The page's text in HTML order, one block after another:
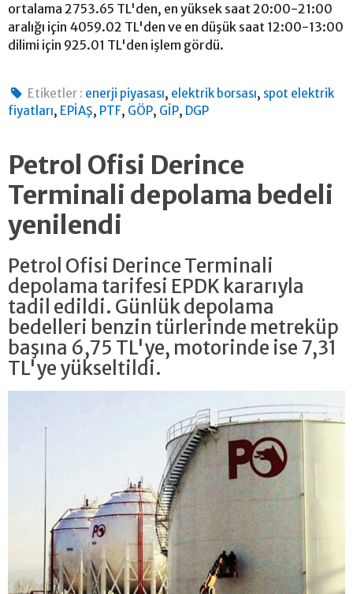
ortalama 2753.65 TL'den, en yüksek saat 20:00-21:00
aralığı için 4059.02 TL'den ve en düşük saat 12:00-13:00
dilimi için 925.01 TL'den işlem gördü.
Etiketler : enerji piyasası, elektrik borsası, spot elektrik
fiyatları, EPİAŞ, PTF, GÖP, GİP, DGP
Petrol Ofisi Derince
Terminali depolama bedeli
yenilendi
Petrol Ofisi Derince Terminali
depolama tarifesi EPDK kararıyla
tadil edildi. Günlük depolama
bedelleri benzin türlerinde metreküp
başına 6,75 TL'ye, motorinde ise 7,31
TL'ye yükseltildi.